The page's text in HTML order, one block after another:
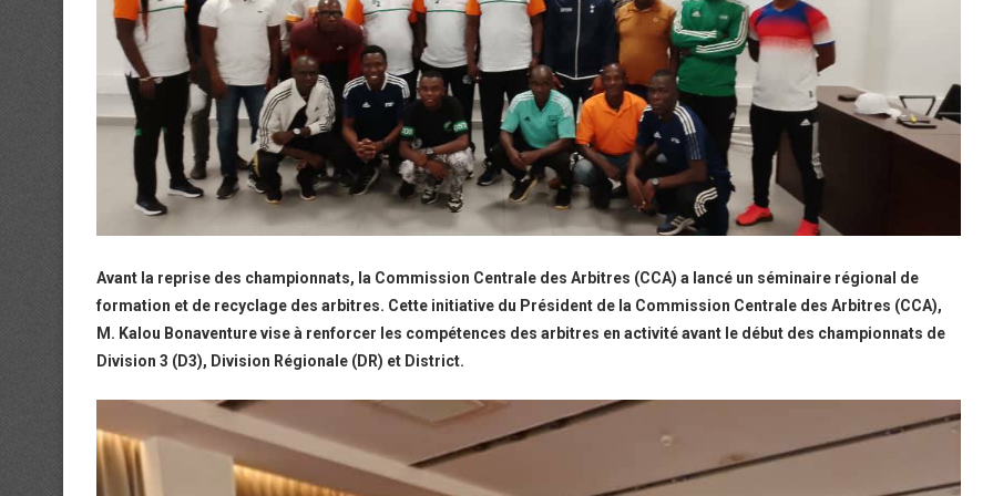
Avant la reprise des championnats, la Commission Centrale des Arbitres (CCA) a lancé un séminaire régional de
formation et de recyclage des arbitres. Cette initiative du Président de la Commission Centrale des Arbitres (CCA),
M. Kalou Bonaventure vise à renforcer les compétences des arbitres en activité avant le début des championnats de
Division 3 (D3), Division Régionale (DR) et District.